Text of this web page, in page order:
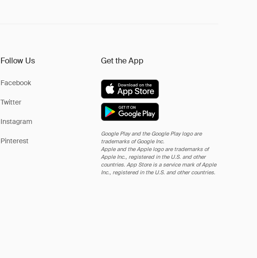
Follow Us
Facebook
Twitter
Instagram
Pinterest
Get the App
Google Play and the Google Play logo are
trademarks of Google Inc.
Apple and the Apple logo are trademarks of
Apple Inc., registered in the U.S. and other
countries. App Store is a service mark of Apple
Inc., registered in the U.S. and other countries.